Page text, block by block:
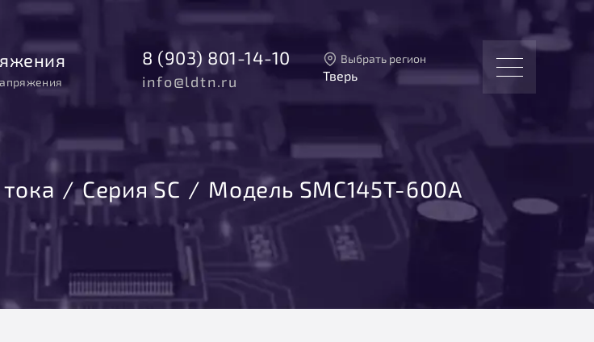
8 (903) 801-14-10
info@ldtn.ru
Выбрать регион
Тверь
Екатеринбург
Серия SC Модель SMC145T-600A